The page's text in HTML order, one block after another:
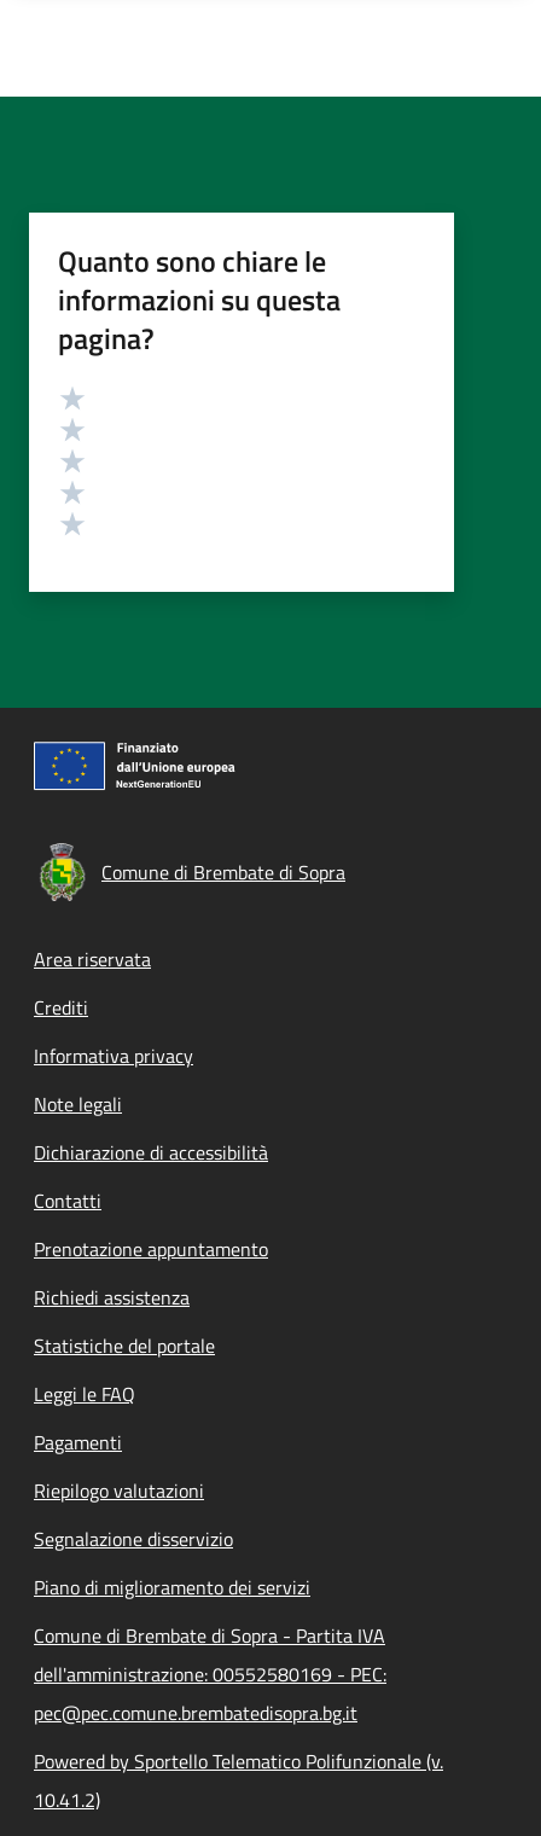
Quanto sono chiare le
informazioni su questa
pagina?
Valutazione
Comune di Brembate di Sopra
Footer menu
Area riservata
Crediti
Informativa privacy
Note legali
Dichiarazione di accessibilità
Contatti
Prenotazione appuntamento
Richiedi assistenza
Statistiche del portale
Leggi le FAQ
Pagamenti
Riepilogo valutazioni
Segnalazione disservizio
Piano di miglioramento dei servizi
Comune di Brembate di Sopra - Partita IVA
dell'amministrazione: 00552580169 - PEC:
pec@pec.comune.brembatedisopra.bg.it
Powered by Sportello Telematico Polifunzionale (v.
10.41.2)